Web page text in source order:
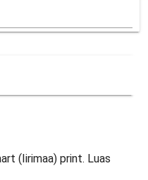
(Iirimaa) print. Luas